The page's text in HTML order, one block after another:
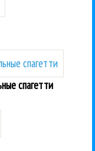
спагетти